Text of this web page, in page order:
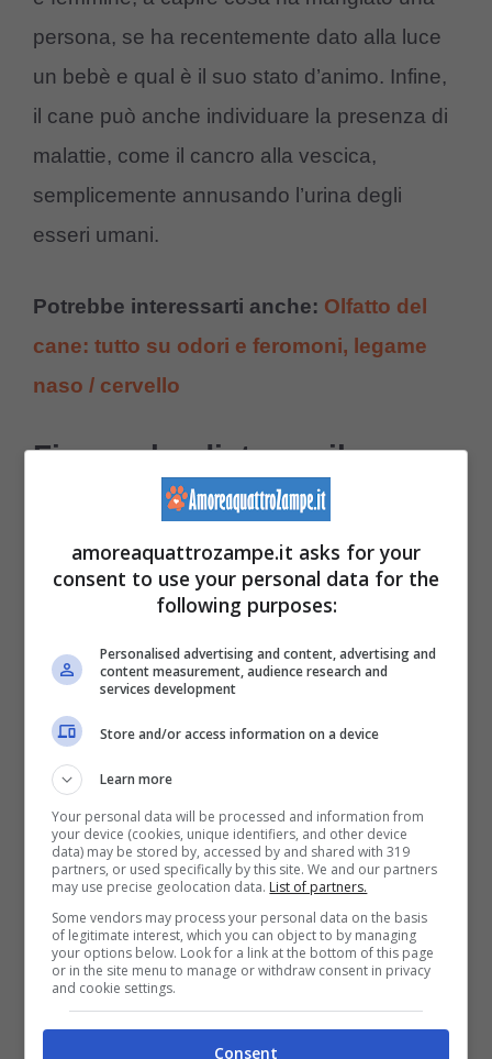
persona, se ha recentemente dato alla luce
un bebè e qual è il suo stato d’animo. Infine,
il cane può anche individuare la presenza di
malattie, come il cancro alla vescica,
semplicemente annusando l’urina degli
esseri umani.
Potrebbe interessarti anche: Olfatto del
cane: tutto su odori e feromoni, legame
naso / cervello
Fino a che distanza il cane
può sentire un odore?
Non c’è che dire:l’olfatto del caneè davvero
eccezionale! Dopo aver scoperto come
sensi più potenti del cane, soddisfiamo la
nostra curiosità.
(Foto Pinterest)
amoreaquattrozampe.it asks for your
consent to use your personal data for the
following purposes:
Personalised advertising and content, advertising and
content measurement, audience research and
services development
Store and/or access information on a device
Learn more
Your personal data will be processed and information from
your device (cookies, unique identifiers, and other device
data) may be stored by, accessed by and shared with 319
partners, or used specifically by this site. We and our partners
may use precise geolocation data. List of partners.
Some vendors may process your personal data on the basis
of legitimate interest, which you can object to by managing
your options below. Look for a link at the bottom of this page
or in the site menu to manage or withdraw consent in privacy
and cookie settings.
Consent